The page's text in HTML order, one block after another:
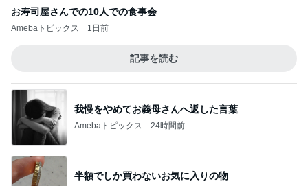
お寿司屋さんでの10人での食事会
Amebaトピックス 1日前
記事を読む
我慢をやめてお義母さんへ返した言葉
Amebaトピックス 24時間前
半額でしか買わないお気に入りの物